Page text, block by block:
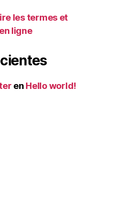
les termes et
ligne
en Hello world!